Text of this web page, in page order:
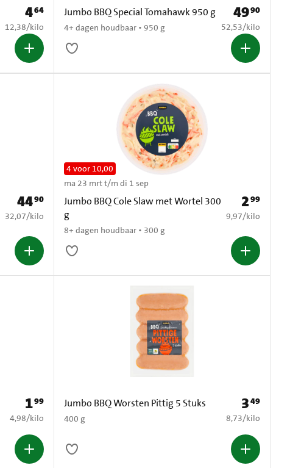
Prijs: € 4,64
464
€ 12,38 per kilo
12,38/kilo
Jumbo BBQ Special Tomahawk 950 g
4+ dagen houdbaar • 950 g
Prijs: € 49,90
4990
€ 52,53 per kilo
52,53/kilo
Prijs: € 44,90
4490
€ 32,07 per kilo
32,07/kilo
Jumbo BBQ Cole Slaw met Wortel 300
g
8+ dagen houdbaar • 300 g
4 voor 10,00
ma 23 mrt t/m di 1 sep
Prijs: € 2,99
299
€ 9,97 per kilo
9,97/kilo
Prijs: € 1,99
199
€ 4,98 per kilo
4,98/kilo
Jumbo BBQ Worsten Pittig 5 Stuks
400 g
Prijs: € 3,49
349
€ 8,73 per kilo
8,73/kilo